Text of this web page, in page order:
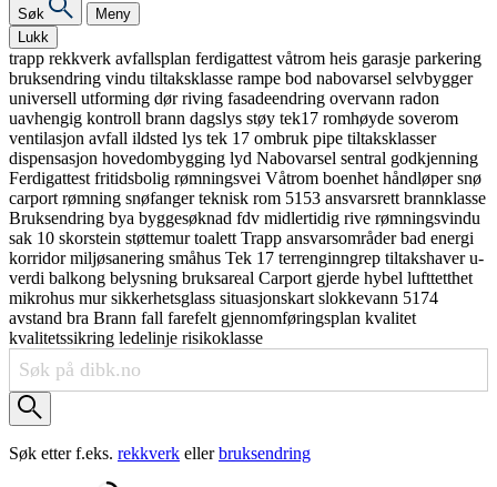
Søk
Meny
Lukk
trapp rekkverk avfallsplan ferdigattest våtrom heis garasje parkering
bruksendring vindu tiltaksklasse rampe bod nabovarsel selvbygger
universell utforming dørriving fasadeendring overvann radon
uavhengig kontroll brann dagslys støy tek17 romhøyde soverom
ventilasjon avfall ildsted lys tek 17 ombruk pipe tiltaksklasser
dispensasjon hovedombygging lyd Nabovarsel sentral godkjenning
Ferdigattest fritidsbolig rømningsvei Våtrom boenhet håndløpersnø
carport rømning snøfangerteknisk rom 5153 ansvarsrett brannklasse
Bruksendring bya byggesøknad fdv midlertidig rive rømningsvindu
sak 10 skorstein støttemurtoalett Trapp ansvarsområderbad energi
korridormiljøsanering småhus Tek 17 terrenginngrep tiltakshaveru-
verdi balkong belysning bruksareal Carport gjerde hybel lufttetthet
mikrohus mursikkerhetsglass situasjonskart slokkevann 5174
avstand bra Brann fall farefelt gjennomføringsplan kvalitet
kvalitetssikring ledelinje risikoklasse
Søk etter f.eks. rekkverk ellerbruksendring